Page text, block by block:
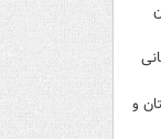
و